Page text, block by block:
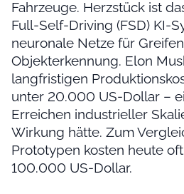
Fahrzeuge. Herzstück ist
Full-Self-Driving (FSD) KI-
neuronale Netze für
Objekterkennung. Elon
langfristigen
unter 20.000 US-Dollar –
Erreichen industrieller
Wirkung hätte. Zum
Prototypen kosten heute
100.000 US-Dollar.